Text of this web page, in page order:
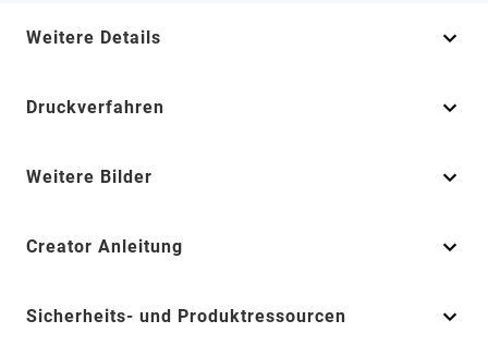
Weitere Details
Druckverfahren
Weitere Bilder
Creator Anleitung
Sicherheits- und Produktressourcen